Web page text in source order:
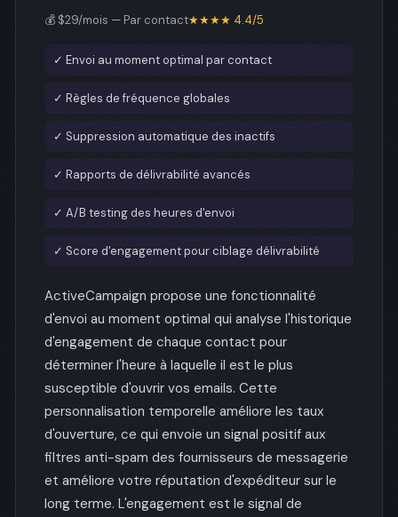
💰 $29/mois — Par contact★★★★ 4.4/5
✓ Envoi au moment optimal par contact
✓ Règles de fréquence globales
✓ Suppression automatique des inactifs
✓ Rapports de délivrabilité avancés
✓ A/B testing des heures d'envoi
✓ Score d'engagement pour ciblage délivrabilité
ActiveCampaign propose une fonctionnalité
d'envoi au moment optimal qui analyse l'historique
d'engagement de chaque contact pour
déterminer l'heure à laquelle il est le plus
susceptible d'ouvrir vos emails. Cette
personnalisation temporelle améliore les taux
d'ouverture, ce qui envoie un signal positif aux
filtres anti-spam des fournisseurs de messagerie
et améliore votre réputation d'expéditeur sur le
long terme. L'engagement est le signal de